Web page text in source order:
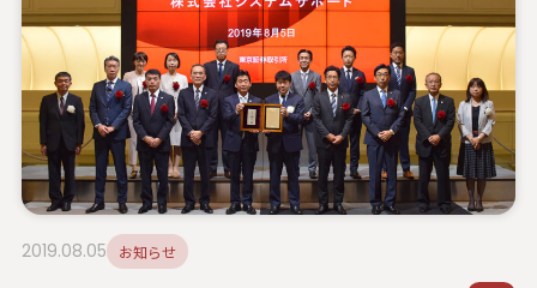
お問い合わせ
情報セキュリティ基本方針
個人情報保護方針
個人情報の取り扱いについて
外部送信ポリシー
2019.08.05 お知らせ